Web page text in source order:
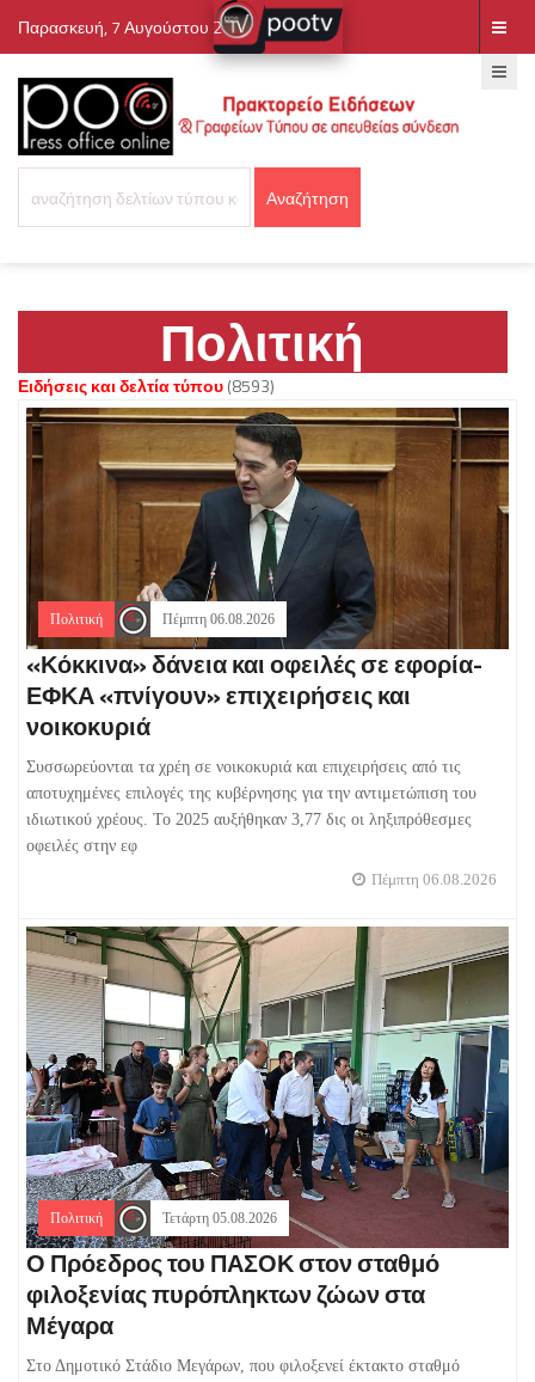
Παρασκευή, 7 Αυγούστου 2026
Πολιτική
Ειδήσεις και δελτία τύπου(8593)
Πολιτική Πέμπτη 06.08.2026
«Κόκκινα» δάνεια και οφειλές σε εφορία-
ΕΦΚΑ «πνίγουν» επιχειρήσεις και
νοικοκυριά
Συσσωρεύονται τα χρέη σε νοικοκυριά και επιχειρήσεις από τις
αποτυχημένες επιλογές της κυβέρνησης για την αντιμετώπιση του
ιδιωτικού χρέους. Το 2025 αυξήθηκαν 3,77 δις οι ληξιπρόθεσμες
οφειλές στην εφ
Πέμπτη 06.08.2026
Πολιτική Τετάρτη 05.08.2026
Ο Πρόεδρος του ΠΑΣΟΚ στον σταθμό
φιλοξενίας πυρόπληκτων ζώων στα
Μέγαρα
Στο Δημοτικό Στάδιο Μεγάρων, που φιλοξενεί έκτακτο σταθμό